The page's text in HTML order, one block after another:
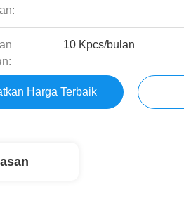
10 Kpcs/bulan
Harga Terbaik